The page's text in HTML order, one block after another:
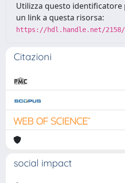
Utilizza questo identificatore
un link a questa risorsa:
https://hdl.handle.net/2158/
Citazioni
social impact